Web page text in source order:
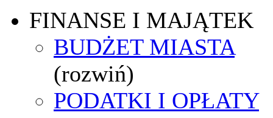
FINANSE I MAJĄTEK
BUDŻET MIASTA
(rozwiń)
PODATKI I OPŁATY